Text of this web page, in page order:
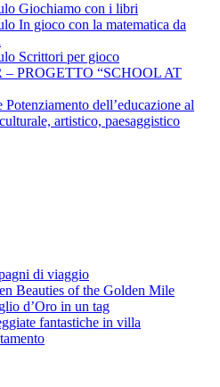
Giochiamo con i libri
In gioco con la matematica da
Scrittori per gioco
– PROGETTO “SCHOOL AT
dell’educazione al
artistico, paesaggistico
di viaggio
Beauties of the Golden Mile
d’Oro in un tag
fantastiche in villa